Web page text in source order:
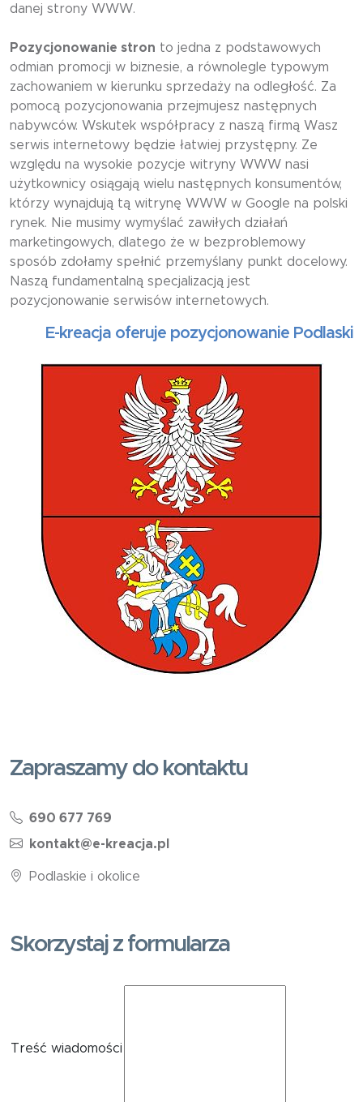
danej strony WWW.
Pozycjonowanie stron to jedna z podstawowych
odmian promocji w biznesie, a równolegle typowym
zachowaniem w kierunku sprzedaży na odległość. Za
pomocą pozycjonowania przejmujesz następnych
nabywców. Wskutek współpracy z naszą firmą Wasz
serwis internetowy będzie łatwiej przystępny. Ze
względu na wysokie pozycje witryny WWW nasi
użytkownicy osiągają wielu następnych konsumentów,
którzy wynajdują tą witrynę WWW w Google na polski
rynek. Nie musimy wymyślać zawiłych działań
marketingowych, dlatego że w bezproblemowy
sposób zdołamy spełnić przemyślany punkt docelowy.
Naszą fundamentalną specjalizacją jest
pozycjonowanie serwisów internetowych.
E-kreacja oferuje pozycjonowanie Podlaskie
Zapraszamy do kontaktu
690 677 769
kontakt@e-kreacja.pl
Podlaskie i okolice
Skorzystaj z formularza
Treść wiadomości